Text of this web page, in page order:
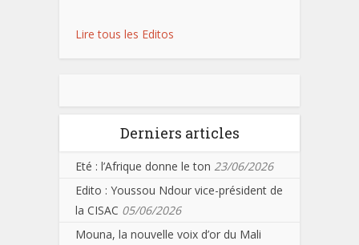
Lire tous les Editos
Derniers articles
Eté : l’Afrique donne le ton 23/06/2026
Edito : Youssou Ndour vice-président de
la CISAC 05/06/2026
Mouna, la nouvelle voix d’or du Mali